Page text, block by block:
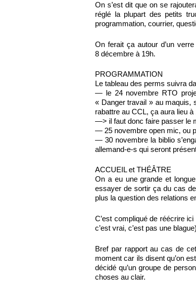
On s’est dit que on se
réglé la plupart des petits
programmation, courrier,
On ferait ça autour d’un
8 décembre à 19h.
PROGRAMMATION
Le tableau des perms suivra
— le 24 novembre RTO
« Danger travail » au maquis,
rabattre au CCL, ça aura lieu à
—> il faut donc faire passer le
— 25 novembre open mic, ou
— 30 novembre la biblio
allemand-e-s qui seront
ACCUEIL et THÉÂTRE
On a eu une grande et
essayer de sortir ça du cas
plus la question des relations
C’est compliqué de réécrire
c’est vrai, c’est pas une
Bref par rapport au cas de
moment car ils disent qu’on
décidé qu’un groupe de
choses au clair.